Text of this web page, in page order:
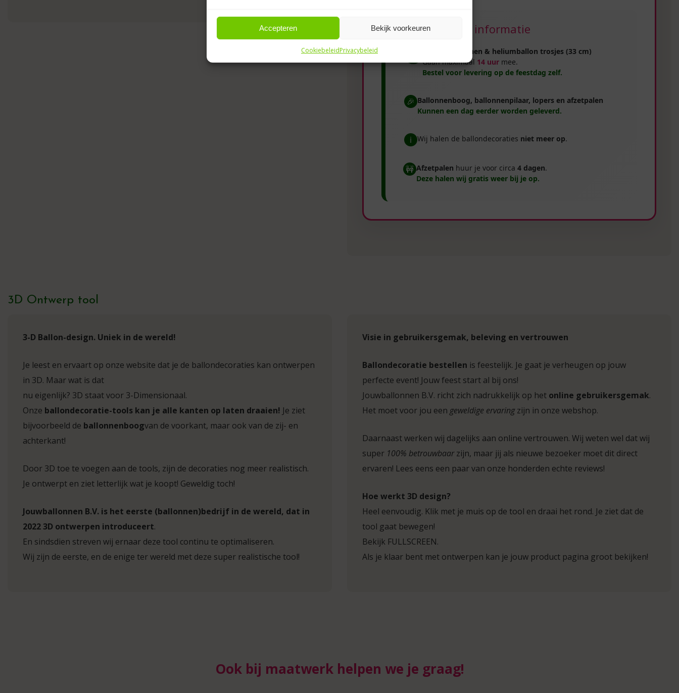
Accepteren Bekijk voorkeuren
CookiebeleidPrivacybeleid
📌 Belangrijke informatie
Heliumballonnen & heliumballon trosjes (33 cm)
Gaan maximaal 14 uur mee.
Bestel voor levering op de feestdag zelf.
🎉 Ballonnenboog, ballonnenpilaar, lopers en afzetpalen
Kunnen een dag eerder worden geleverd.
ℹ️ Wij halen de ballondecoraties niet meer op.
🚧 Afzetpalen huur je voor circa 4 dagen.
Deze halen wij gratis weer bij je op.
3D Ontwerp tool
3-D Ballon-design. Uniek in de wereld!
Je leest en ervaart op onze website dat je de ballondecoraties kan ontwerpen
in 3D. Maar wat is dat
nu eigenlijk? 3D staat voor 3-Dimensionaal.
Onze ballondecoratie-tools kan je alle kanten op laten draaien! Je ziet
bijvoorbeeld de ballonnenboogvan de voorkant, maar ook van de zij- en
achterkant!
Door 3D toe te voegen aan de tools, zijn de decoraties nog meer realistisch.
Je ontwerpt en ziet letterlijk wat je koopt! Geweldig toch!
Jouwballonnen B.V. is het eerste (ballonnen)bedrijf in de wereld, dat in
2022 3D ontwerpen introduceert.
En sindsdien streven wij ernaar deze tool continu te optimaliseren.
Wij zijn de eerste, en de enige ter wereld met deze super realistische tool!
Visie in gebruikersgemak, beleving en vertrouwen
Ballondecoratie bestellen is feestelijk. Je gaat je verheugen op jouw
perfecte event! Jouw feest start al bij ons!
Jouwballonnen B.V. richt zich nadrukkelijk op het online gebruikersgemak.
Het moet voor jou een geweldige ervaringzijn in onze webshop.
Daarnaast werken wij dagelijks aan online vertrouwen. Wij weten wel dat wij
super 100% betrouwbaarzijn, maar jij als nieuwe bezoeker moet dit direct
ervaren! Lees eens een paar van onze honderden echte reviews!
Hoe werkt 3D design?
Heel eenvoudig. Klik met je muis op de tool en draai het rond. Je ziet dat de
tool gaat bewegen!
Bekijk FULLSCREEN.
Als je klaar bent met ontwerpen kan je jouw product pagina groot bekijken!
Ook bij maatwerk helpen we je graag!